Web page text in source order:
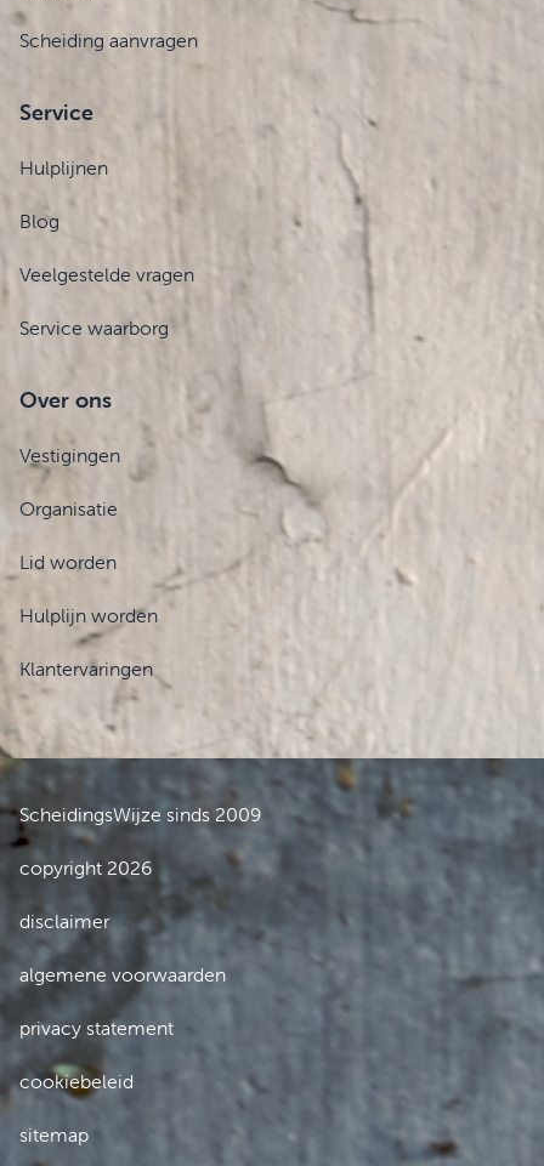
Scheiding aanvragen
Service
Hulplijnen
Blog
Veelgestelde vragen
Service waarborg
Over ons
Vestigingen
Organisatie
Lid worden
Hulplijn worden
Klantervaringen
ScheidingsWijze sinds 2009
copyright 2026
disclaimer
algemene voorwaarden
privacy statement
cookiebeleid
sitemap